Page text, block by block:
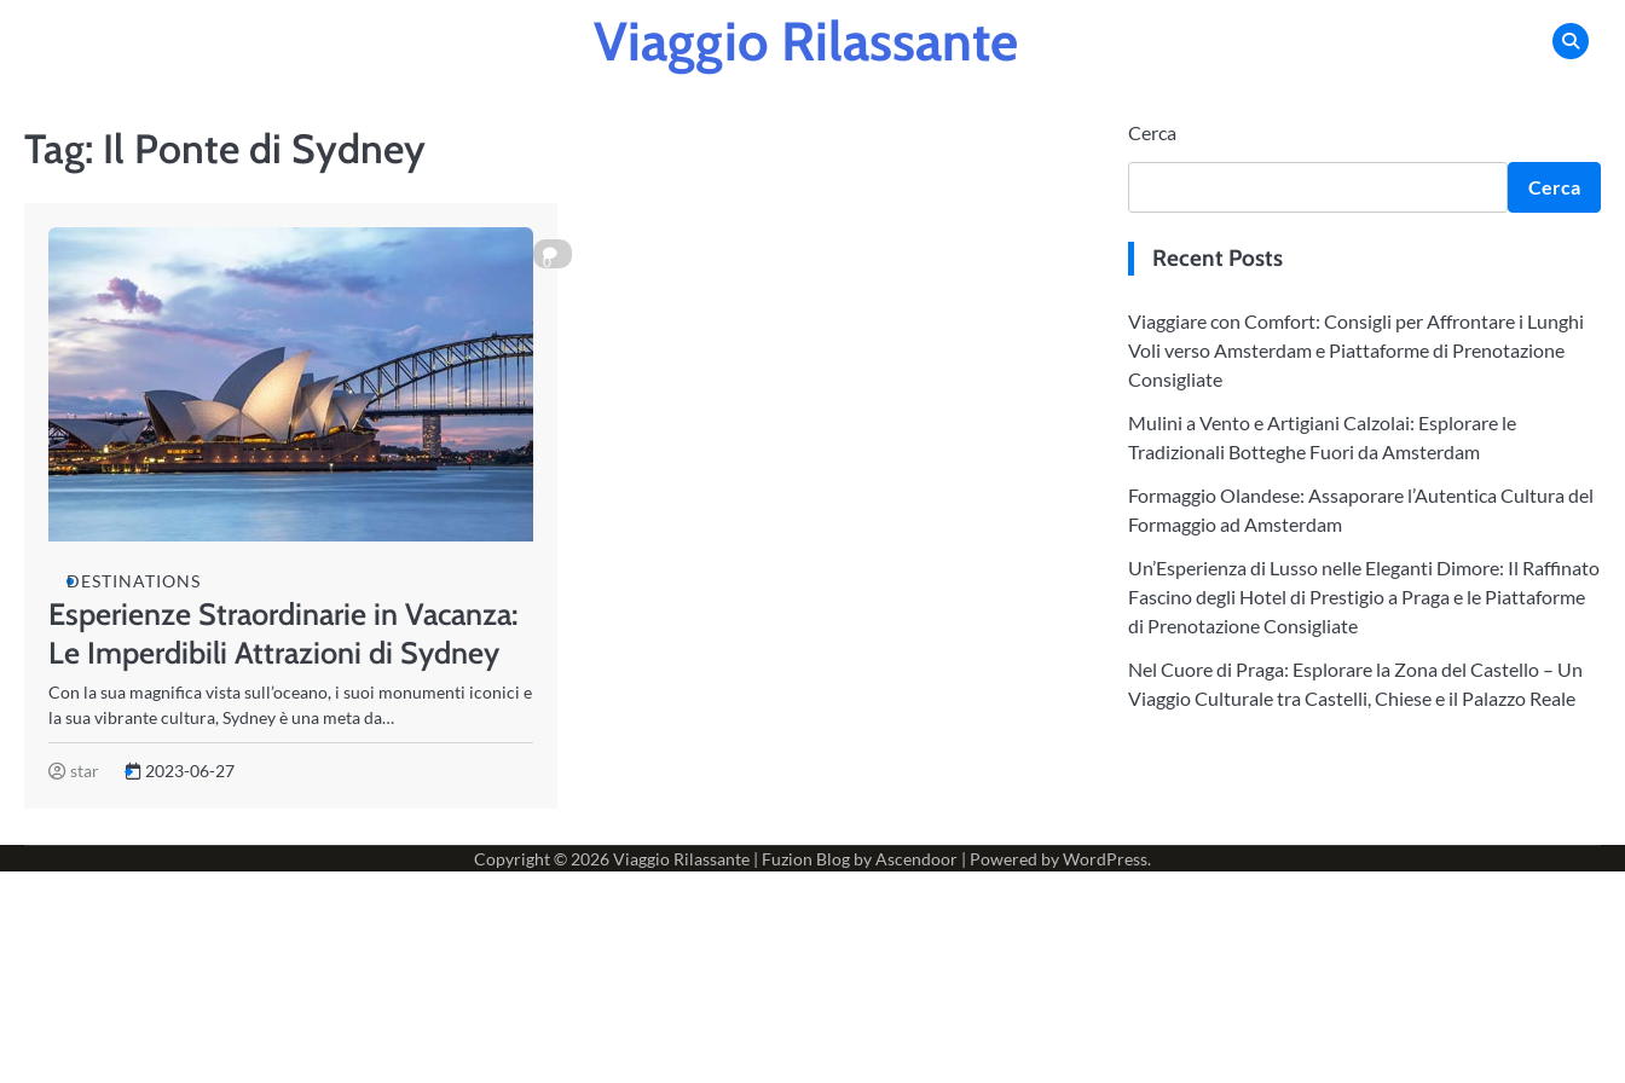
Viaggio Rilassante
Tag: Il Ponte di Sydney
0
DESTINATIONS
Esperienze Straordinarie in Vacanza:
Le Imperdibili Attrazioni di Sydney
Con la sua magnifica vista sull’oceano, i suoi monumenti iconici e
la sua vibrante cultura, Sydney è una meta da…
star 2023-06-27
Cerca
Cerca
Recent Posts
Viaggiare con Comfort: Consigli per Affrontare i Lunghi
Voli verso Amsterdam e Piattaforme di Prenotazione
Consigliate
Mulini a Vento e Artigiani Calzolai: Esplorare le
Tradizionali Botteghe Fuori da Amsterdam
Formaggio Olandese: Assaporare l’Autentica Cultura del
Formaggio ad Amsterdam
Un’Esperienza di Lusso nelle Eleganti Dimore: Il Raffinato
Fascino degli Hotel di Prestigio a Praga e le Piattaforme
di Prenotazione Consigliate
Nel Cuore di Praga: Esplorare la Zona del Castello – Un
Viaggio Culturale tra Castelli, Chiese e il Palazzo Reale
Copyright © 2026Viaggio Rilassante | Fuzion Blog byAscendoor | Powered byWordPress.